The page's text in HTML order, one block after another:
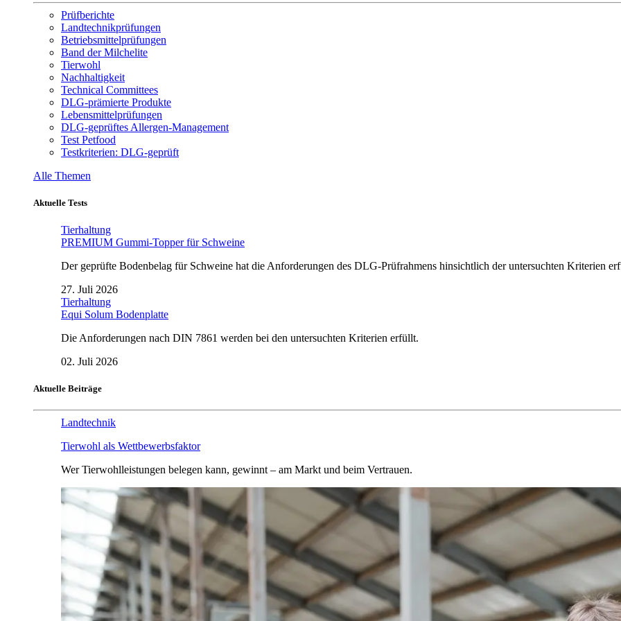
Prüfberichte
Landtechnikprüfungen
Betriebsmittelprüfungen
Band der Milchelite
Tierwohl
Nachhaltigkeit
Technical Committees
DLG-prämierte Produkte
Lebensmittelprüfungen
DLG-geprüftes Allergen-Management
Test Petfood
Testkriterien: DLG-geprüft
Alle Themen
Aktuelle Tests
Tierhaltung
PREMIUM Gummi-Topper für Schweine
Der geprüfte Bodenbelag für Schweine hat die Anforderungen des DLG-Prüfrahmens hinsichtlich der untersuchten Kriterien
27. Juli 2026
Tierhaltung
Equi Solum Bodenplatte
Die Anforderungen nach DIN 7861 werden bei den untersuchten Kriterien erfüllt.
02. Juli 2026
Aktuelle Beiträge
Landtechnik
Tierwohl als Wettbewerbsfaktor
Wer Tierwohlleistungen belegen kann, gewinnt – am Markt und beim Vertrauen.